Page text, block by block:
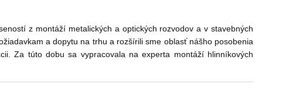
z montáží metalických a optických rozvodov a v stavebných
a dopytu na trhu a rozšírili sme oblasť nášho posobenia
Za túto dobu sa vypracovala na experta montáží hlinníkových